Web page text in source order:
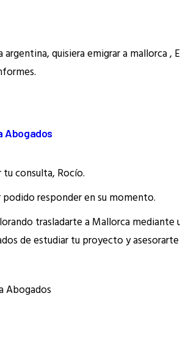
argentina, quisiera emigrar a mallorca
Abogados
tu consulta, Rocío.
responder en su momento.
trasladarte a Mallorca
de estudiar tu proyecto y
Abogados